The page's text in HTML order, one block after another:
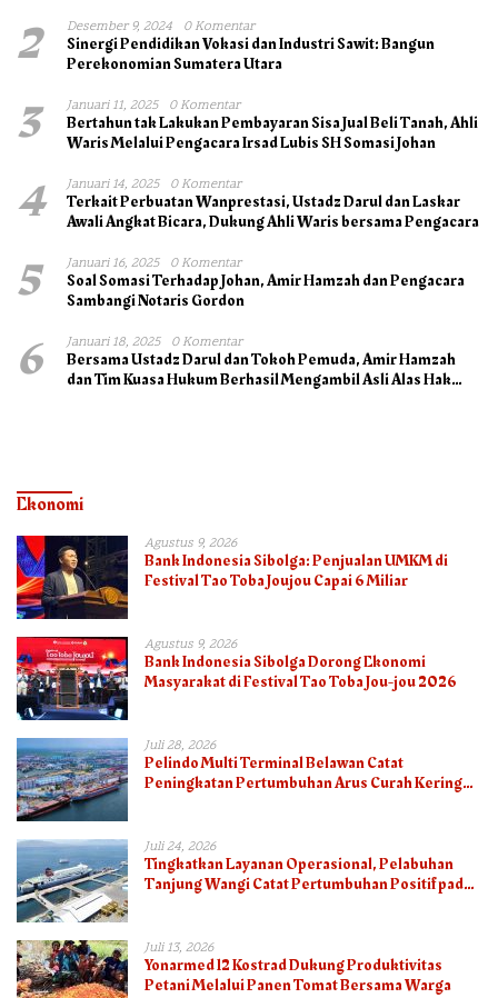
2 Desember 9, 2024 0 Komentar
Sinergi Pendidikan Vokasi dan Industri Sawit: Bangun
Perekonomian Sumatera Utara
3 Januari 11, 2025 0 Komentar
Bertahun tak Lakukan Pembayaran Sisa Jual Beli Tanah, Ahli
Waris Melalui Pengacara Irsad Lubis SH Somasi Johan
4 Januari 14, 2025 0 Komentar
Terkait Perbuatan Wanprestasi, Ustadz Darul dan Laskar
Awali Angkat Bicara, Dukung Ahli Waris bersama Pengacara
5 Januari 16, 2025 0 Komentar
Soal Somasi Terhadap Johan, Amir Hamzah dan Pengacara
Sambangi Notaris Gordon
6 Januari 18, 2025 0 Komentar
Bersama Ustadz Darul dan Tokoh Pemuda, Amir Hamzah
dan Tim Kuasa Hukum Berhasil Mengambil Asli Alas Hak
Ekonomi
Agustus 9, 2026
Bank Indonesia Sibolga: Penjualan UMKM di
Festival Tao Toba Joujou Capai 6 Miliar
Agustus 9, 2026
Bank Indonesia Sibolga Dorong Ekonomi
Masyarakat di Festival Tao Toba Jou-jou 2026
Juli 28, 2026
Pelindo Multi Terminal Belawan Catat
Peningkatan Pertumbuhan Arus Curah Kering
Juli 24, 2026
Tingkatkan Layanan Operasional, Pelabuhan
Tanjung Wangi Catat Pertumbuhan Positif pada
Juli 13, 2026
Yonarmed 12 Kostrad Dukung Produktivitas
Petani Melalui Panen Tomat Bersama Warga